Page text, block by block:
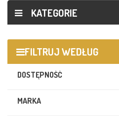
KATEGORIE
FILTRUJ WEDŁUG
DOSTĘPNOŚĆ
MARKA